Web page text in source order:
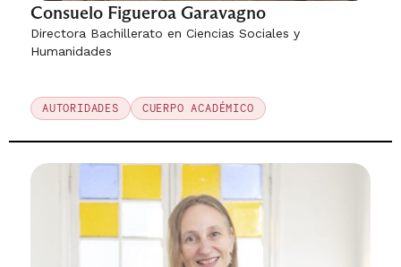
Consuelo Figueroa Garavagno
Directora Bachillerato en Ciencias Sociales y
Humanidades
AUTORIDADES CUERPO ACADÉMICO